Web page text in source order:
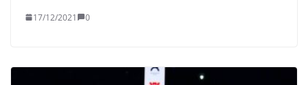
17/12/2021 0